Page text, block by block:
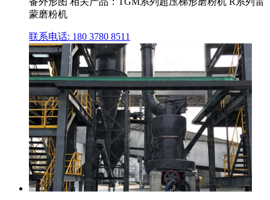
蒙磨粉机
联系电话: 180 3780 8511